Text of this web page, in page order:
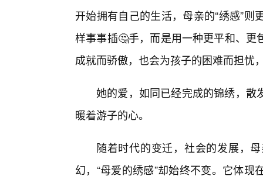
开始拥有自己的生活，母亲的“绣感”
样事事插🤔手，而是用一种更平和、
成就而骄傲，也会为孩子的困难而担忧
她的爱，如同已经完成的锦绣，散
暖着游子的心。
随着时代的变迁，社会的发展，
幻，“母爱的绣感”却始终不变。它体